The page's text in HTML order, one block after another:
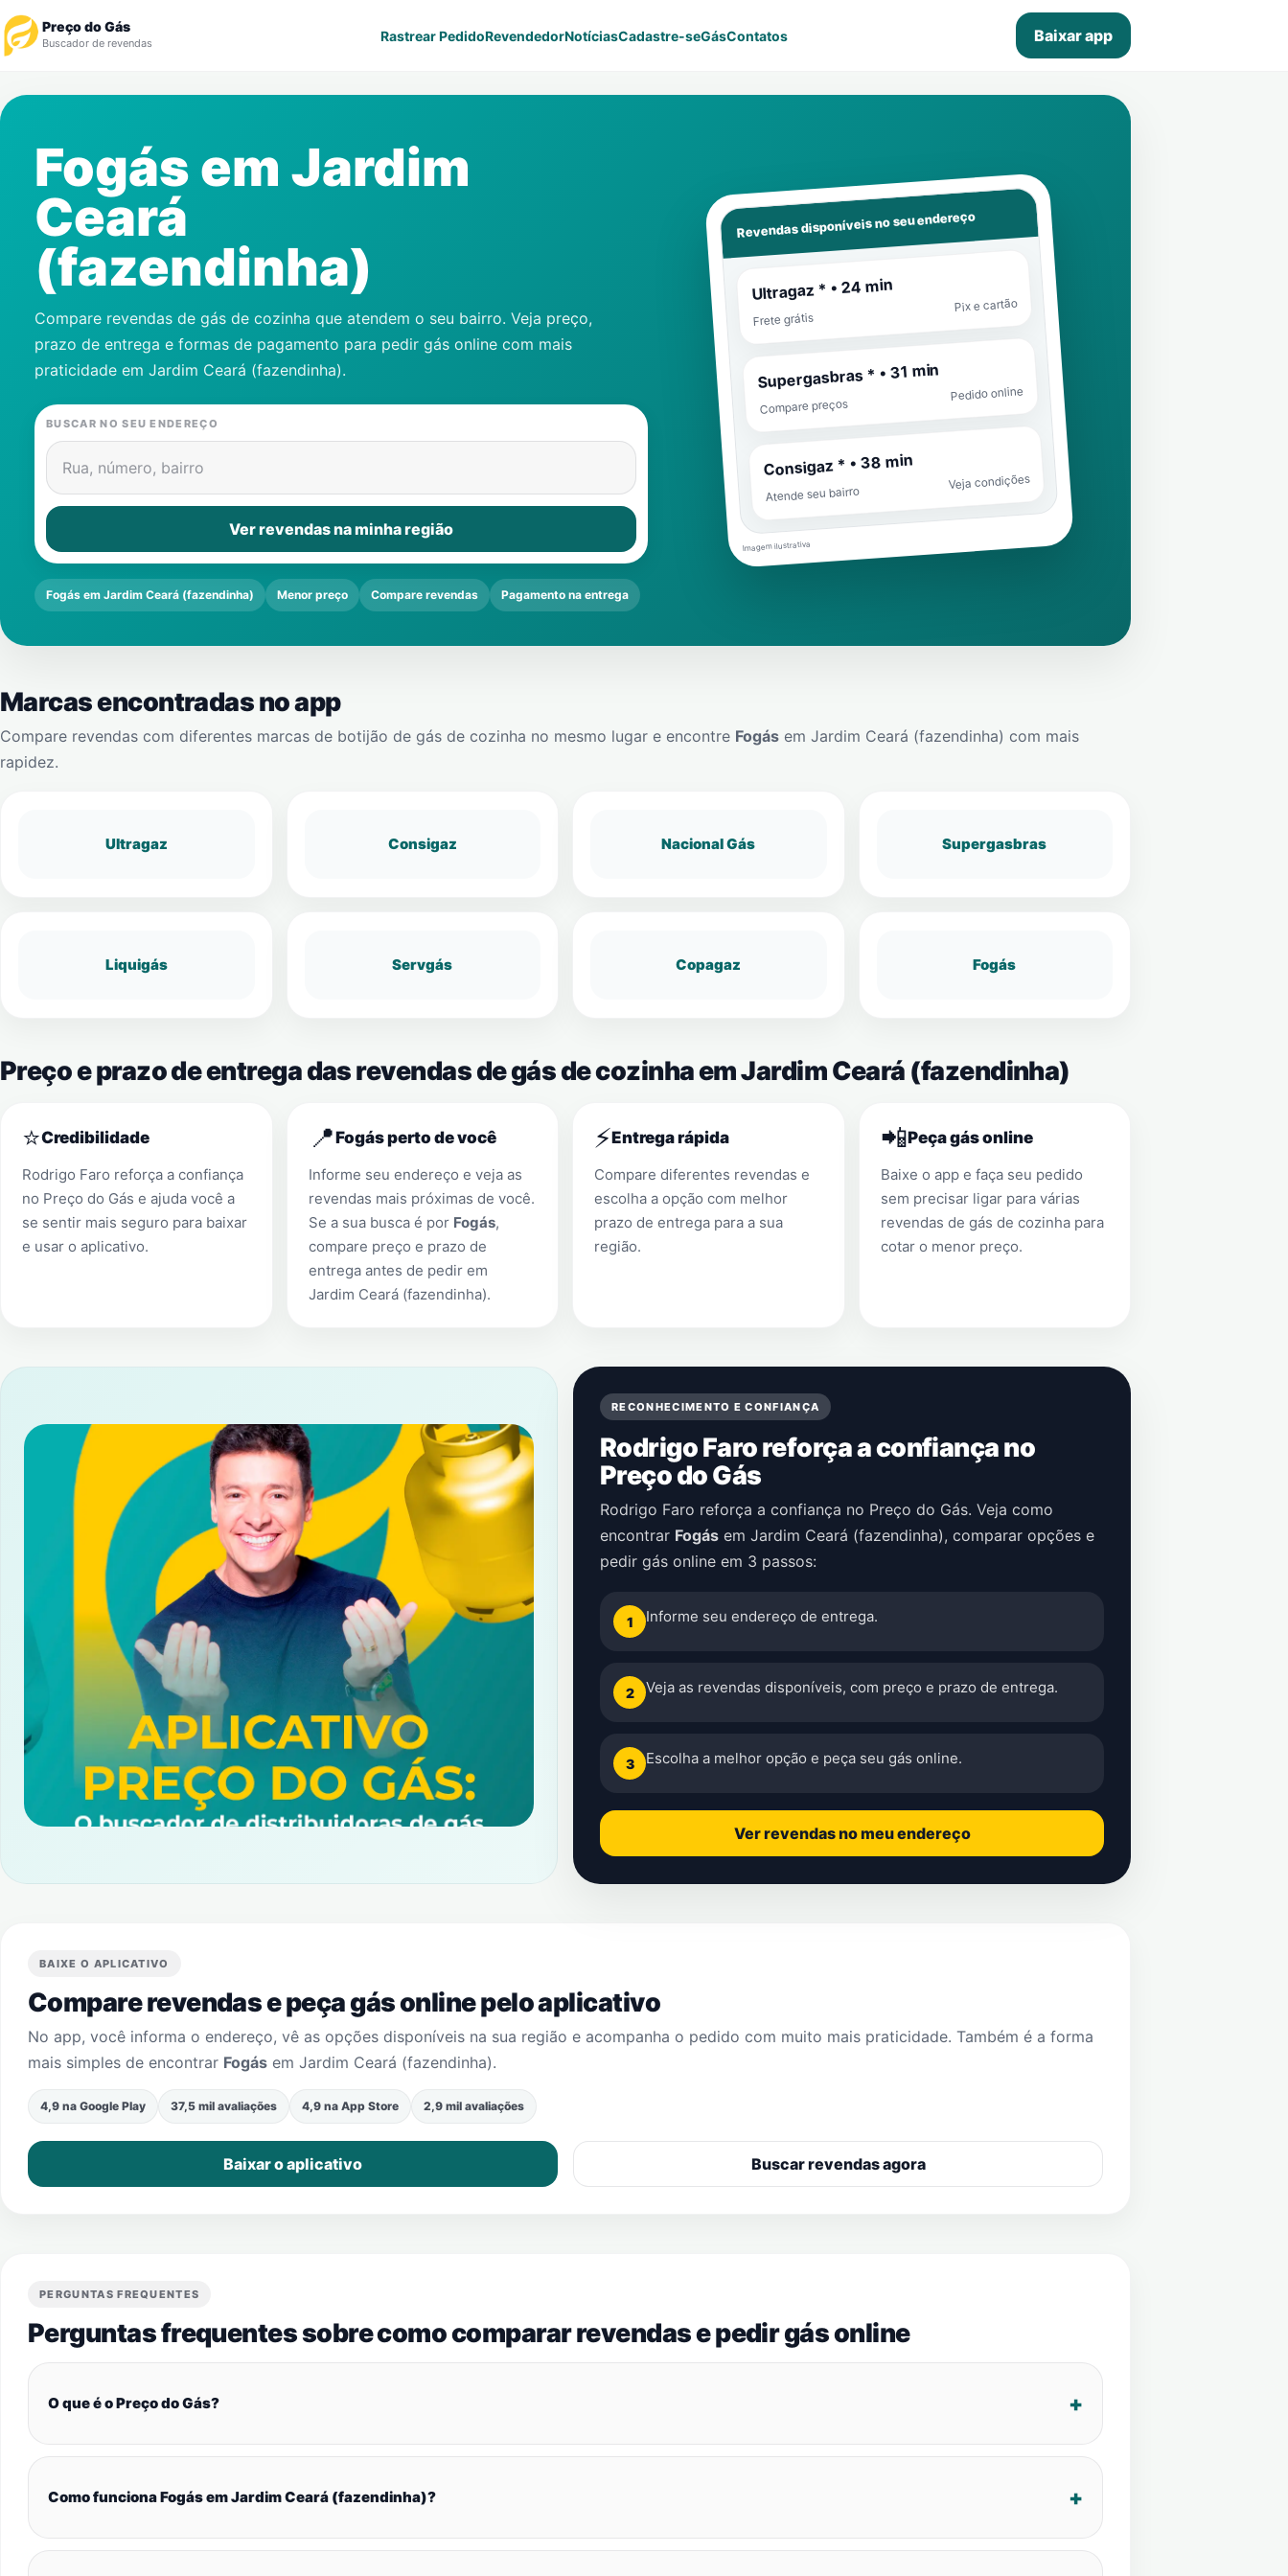
Preço do Gás
Buscador de revendas Rastrear PedidoRevendedorNotíciasCadastre-seGásContatos Baixar app
Revendedor
Notícias
Cadastre-se
Contatos
Fogás em Jardim
Ceará
(fazendinha)
Compare revendas de gás de cozinha que atendem o seu bairro. Veja preço,
prazo de entrega e formas de pagamento para pedir gás online com mais
praticidade em Jardim Ceará (fazendinha).
BUSCAR NO SEU ENDEREÇO
Rua, número, bairro
Ver revendas na minha região
Fogás em Jardim Ceará (fazendinha) Menor preço Compare revendas Pagamento na entrega
Revendas disponíveis no seu endereço
Ultragaz * • 24 min
Frete grátis
Pix e cartão
Supergasbras * • 31 min
Compare preços
Pedido online
Consigaz * • 38 min
Atende seu bairro
Veja condições
Imagem ilustrativa
Marcas encontradas no app
Compare revendas com diferentes marcas de botijão de gás de cozinha no mesmo lugar e encontre Fogás em Jardim Ceará (fazendinha) com mais
rapidez.
Ultragaz Consigaz Nacional Gás Supergasbras
Liquigás Servgás Copagaz Fogás
Preço e prazo de entrega das revendas de gás de cozinha em Jardim Ceará (fazendinha)
⭐Credibilidade
Rodrigo Faro reforça a confiança
no Preço do Gás e ajuda você a
se sentir mais seguro para baixar
e usar o aplicativo.
📍Fogás perto de você
Informe seu endereço e veja as
revendas mais próximas de você.
Se a sua busca é por Fogás,
compare preço e prazo de
entrega antes de pedir em
Jardim Ceará (fazendinha).
⚡Entrega rápida
Compare diferentes revendas e
escolha a opção com melhor
prazo de entrega para a sua
região.
📲Peça gás online
Baixe o app e faça seu pedido
sem precisar ligar para várias
revendas de gás de cozinha para
cotar o menor preço.
RECONHECIMENTO E CONFIANÇA
Rodrigo Faro reforça a confiança no
Preço do Gás
Rodrigo Faro reforça a confiança no Preço do Gás. Veja como
encontrar Fogás em Jardim Ceará (fazendinha), comparar opções e
pedir gás online em 3 passos:
1 Informe seu endereço de entrega.
2 Veja as revendas disponíveis, com preço e prazo de entrega.
3 Escolha a melhor opção e peça seu gás online.
Ver revendas no meu endereço
BAIXE O APLICATIVO
Compare revendas e peça gás online pelo aplicativo
No app, você informa o endereço, vê as opções disponíveis na sua região e acompanha o pedido com muito mais praticidade. Também é a forma
mais simples de encontrar Fogás em Jardim Ceará (fazendinha).
4,9 na Google Play 37,5 mil avaliações 4,9 na App Store 2,9 mil avaliações
Baixar o aplicativo Buscar revendas agora
PERGUNTAS FREQUENTES
Perguntas frequentes sobre como comparar revendas e pedir gás online
O que é o Preço do Gás?
Como funciona Fogás em Jardim Ceará (fazendinha)?